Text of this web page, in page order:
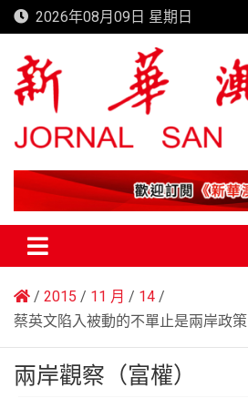
Skip
to
content
2026年08月09日 星期日
新華澳報
2015 11 月
14
蔡英文陷入被動的不單止是兩岸政策
兩岸觀察（富權）